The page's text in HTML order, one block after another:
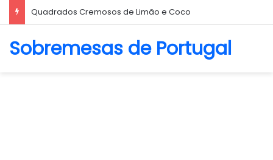
Biscoito Amanteigado
Sobremesas de Portugal